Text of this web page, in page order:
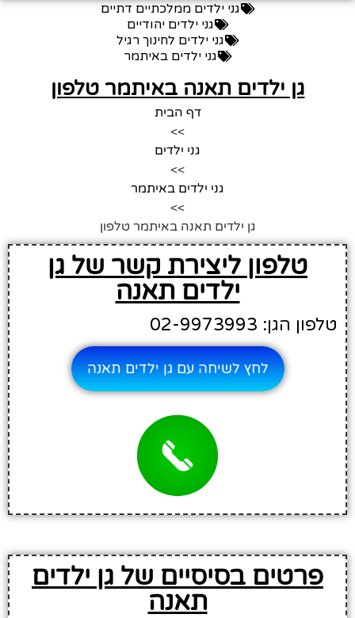
גני ילדים ממלכתיים דתיים
גני ילדים יהודיים
גני ילדים לחינוך רגיל
גני ילדים באיתמר
גן ילדים תאנה באיתמר טלפון
דף הבית
>>
גני ילדים
>>
גני ילדים באיתמר
>>
גן ילדים תאנה באיתמר טלפון
טלפון ליצירת קשר של גן
ילדים תאנה
טלפון הגן: 02-9973993
לחץ לשיחה עם גן ילדים תאנה
פרטים בסיסיים של גן ילדים
תאנה